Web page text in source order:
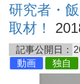
研究者・
取材！
記事公開日：
動画
独自